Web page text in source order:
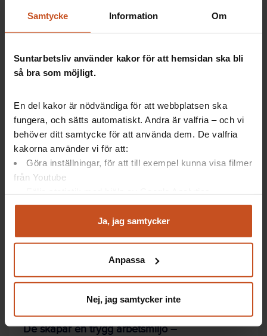
Samtycke Information Om
Suntarbetsliv använder kakor för att hemsidan ska bli
så bra som möjligt.
En del kakor är nödvändiga för att webbplatsen ska
fungera, och sätts automatiskt. Andra är valfria – och vi
behöver ditt samtycke för att använda dem. De valfria
kakorna använder vi för att:
Göra inställningar, för att till exempel kunna visa filmer
från Youtube
Analysera trafik för att kunna visa riktad information
Du kan när som helst återta ditt godkännande genom att
integritet@suntarbetsliv.se.
Ja, jag samtycker
Anpassa
Nej, jag samtycker inte
Pratar ni om hur ni bemöter varandra på jobbet?
verktyg:
och motverka kränkande särbehandling.
Avsnittet är ur verktygetOSA-kollen.
Med Vår arbetsmiljö gör ni en första enkel
kartläggning av arbetsmiljön
kränkande särbehandling? Se vad ni behöver
arbeta vidare med!
Artiklar: Så gör andra
Jobba aktivt mot sexuella trakasserier
De skapar en trygg arbetsmiljö –